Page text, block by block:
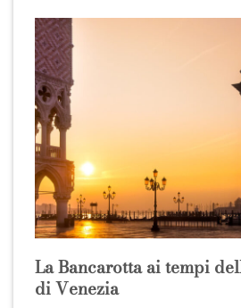
La Bancarotta ai tempi
di Venezia